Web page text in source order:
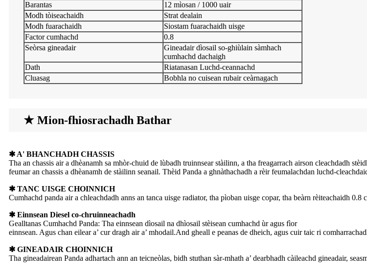
Barantas
12 mìosan / 1000 uair
Modh tòiseachaidh
Strat dealain
Modh fuarachaidh
Siostam fuarachaidh uisge
Factor cumhachd
0.8
Seòrsa gineadair
Gineadair dìosail so-ghiùlain sàmhach
cumhachd dachaigh
Dath
Riatanasan Luchd-ceannachd
Cluasag
Bobhla no cuisean rubair ceàrnagach
★ Mion-fhiosrachadh Bathar
✱ A' BHANCHADH CHASSIS
Tha an chassis air a dhèanamh sa mhòr-chuid de lùbadh truinnsear stàilinn, a tha freagarrach airson cleachdadh
feumar an chassis a dhèanamh de stàilinn seanail. Thèid Panda a ghnàthachadh a rèir feumalachdan luchd-
✱ TANC UISGE CHOINNICH
Cumhachd panda air a chleachdadh anns an tanca uisge radiator, tha pìoban uisge copar, tha beàrn rèiteachaidh
✱ Einnsean Diesel co-chruinneachadh
Gealltanas Cumhachd Panda: Tha einnsean dìosail na dhìosail stèisean cumhachd ùr agus fìor
einnsean. Agus chan eilear a’ cur dragh air a’ mhodail.And gheall e peanas de dheich, agus cuir taic ri
✱ GINEADAIR CHOINNICH
Tha gineadairean Panda adhartach ann an teicneòlas, bidh stuthan sàr-mhath a’ dearbhadh càileachd gineadair,